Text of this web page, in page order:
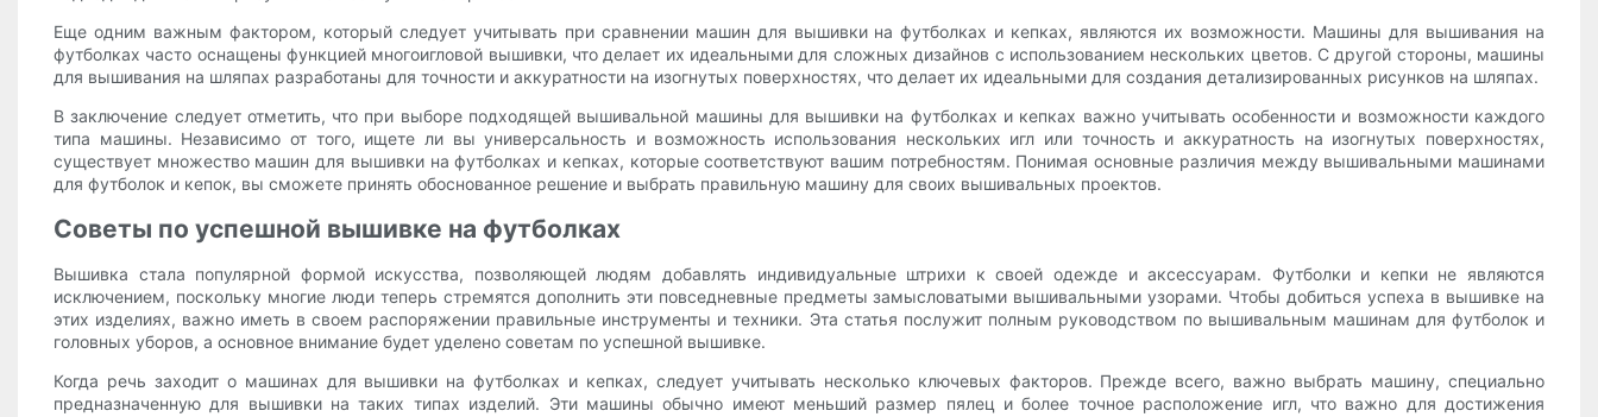
Еще одним важным фактором, который следует учитывать при сравнении машин для вышивки на футболках и кепках, являются их возможности. Машины для вышивания на
футболках часто оснащены функцией многоигловой вышивки, что делает их идеальными для сложных дизайнов с использованием нескольких цветов. С другой стороны, машины
для вышивания на шляпах разработаны для точности и аккуратности на изогнутых поверхностях, что делает их идеальными для создания детализированных рисунков на шляпах.
В заключение следует отметить, что при выборе подходящей вышивальной машины для вышивки на футболках и кепках важно учитывать особенности и возможности каждого
типа машины. Независимо от того, ищете ли вы универсальность и возможность использования нескольких игл или точность и аккуратность на изогнутых поверхностях,
существует множество машин для вышивки на футболках и кепках, которые соответствуют вашим потребностям. Понимая основные различия между вышивальными машинами
для футболок и кепок, вы сможете принять обоснованное решение и выбрать правильную машину для своих вышивальных проектов.
Советы по успешной вышивке на футболках
Вышивка стала популярной формой искусства, позволяющей людям добавлять индивидуальные штрихи к своей одежде и аксессуарам. Футболки и кепки не являются
исключением, поскольку многие люди теперь стремятся дополнить эти повседневные предметы замысловатыми вышивальными узорами. Чтобы добиться успеха в вышивке на
этих изделиях, важно иметь в своем распоряжении правильные инструменты и техники. Эта статья послужит полным руководством по вышивальным машинам для футболок и
головных уборов, а основное внимание будет уделено советам по успешной вышивке.
Когда речь заходит о машинах для вышивки на футболках и кепках, следует учитывать несколько ключевых факторов. Прежде всего, важно выбрать машину, специально
предназначенную для вышивки на таких типах изделий. Эти машины обычно имеют меньший размер пялец и более точное расположение игл, что важно для достижения